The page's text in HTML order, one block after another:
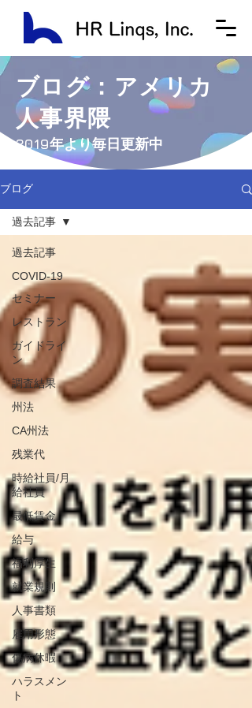
ブログ：アメリカ
人事界隈
​2019年より毎日更新中
ブログ
過去記事
COVID-19
セミナー
レストラン
ガイドライ
ン
調査結果
州法
CA州法
残業代
時給社員/月
給社員
最低賃金
給与
福利厚生
就業規則
人事書類
雇用形態
傷病休暇
ハラスメン
ト
過去記事